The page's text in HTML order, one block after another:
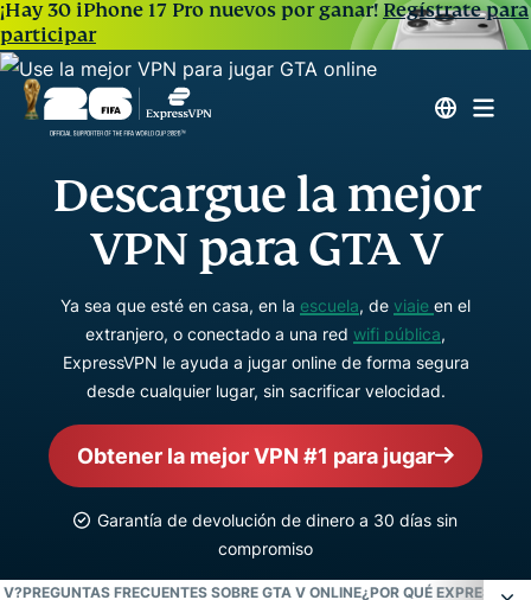
¡Hay 30 iPhone 17 Pro nuevos por ganar!Regístrate para
participar
Descargue la mejor
VPN para GTA V
Ya sea que esté en casa, en la escuela, de viaje en el
extranjero, o conectado a una red wifi pública,
ExpressVPN le ayuda a jugar online de forma segura
desde cualquier lugar, sin sacrificar velocidad.
Obtener la mejor VPN #1 para jugar
Garantía de devolución de dinero a 30 días sin
compromiso
V?PREGUNTAS FRECUENTES SOBRE GTA V ONLINE¿POR QUÉ